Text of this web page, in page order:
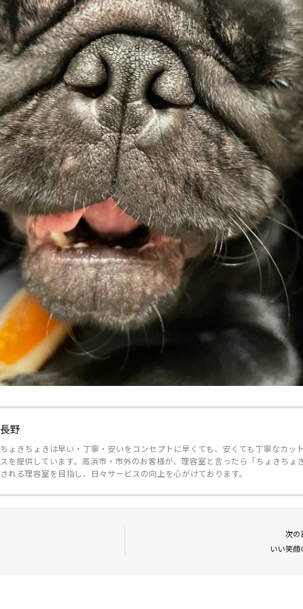
長野
ちょきちょきは早い・丁寧・安いをコンセプトに早くても、安くても丁寧なカッ
スを提供しています。高浜市・市外のお客様が、理容室と言ったら「ちょきちょ
される理容室を目指し、日々サービスの向上を心がけております。
次の
いい笑顔